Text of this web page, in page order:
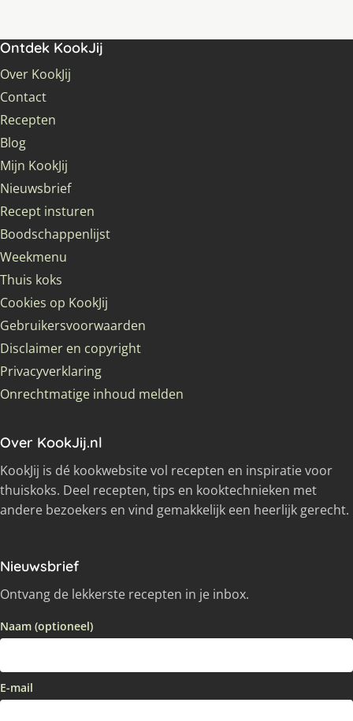
Ontdek KookJij
Over KookJij
Contact
Recepten
Blog
Mijn KookJij
Nieuwsbrief
Recept insturen
Boodschappenlijst
Weekmenu
Thuis koks
Cookies op KookJij
Gebruikersvoorwaarden
Disclaimer en copyright
Privacyverklaring
Onrechtmatige inhoud melden
Over KookJij.nl
KookJij is dé kookwebsite vol recepten en inspiratie voor
thuiskoks. Deel recepten, tips en kooktechnieken met
andere bezoekers en vind gemakkelijk een heerlijk gerecht.
Nieuwsbrief
Ontvang de lekkerste recepten in je inbox.
Naam (optioneel)
E-mail